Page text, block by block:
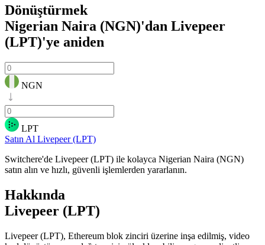
Dönüştürmek
Nigerian Naira (NGN)'dan Livepeer
(LPT)'ye aniden
NGN
LPT
Satın Al Livepeer (LPT)
Switchere'de Livepeer (LPT) ile kolayca Nigerian Naira (NGN)
satın alın ve hızlı, güvenli işlemlerden yararlanın.
Hakkında
Livepeer (LPT)
Livepeer (LPT), Ethereum blok zinciri üzerine inşa edilmiş, video